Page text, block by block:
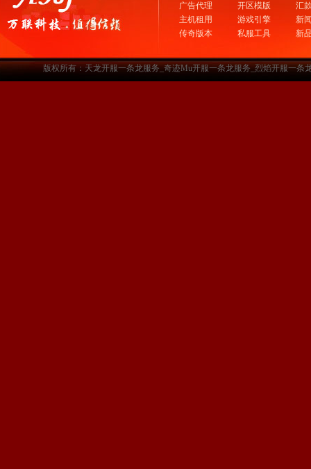
广告代理
主机租用
传奇版本
开区模版
游戏引擎
私服工具
汇
新
新
版权所有：天龙开服一条龙服务_奇迹Mu开服一条龙服务_烈焰开服一条